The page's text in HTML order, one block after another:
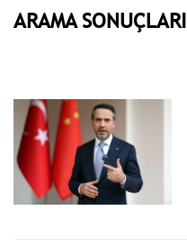
ARAMA SONUÇLARI